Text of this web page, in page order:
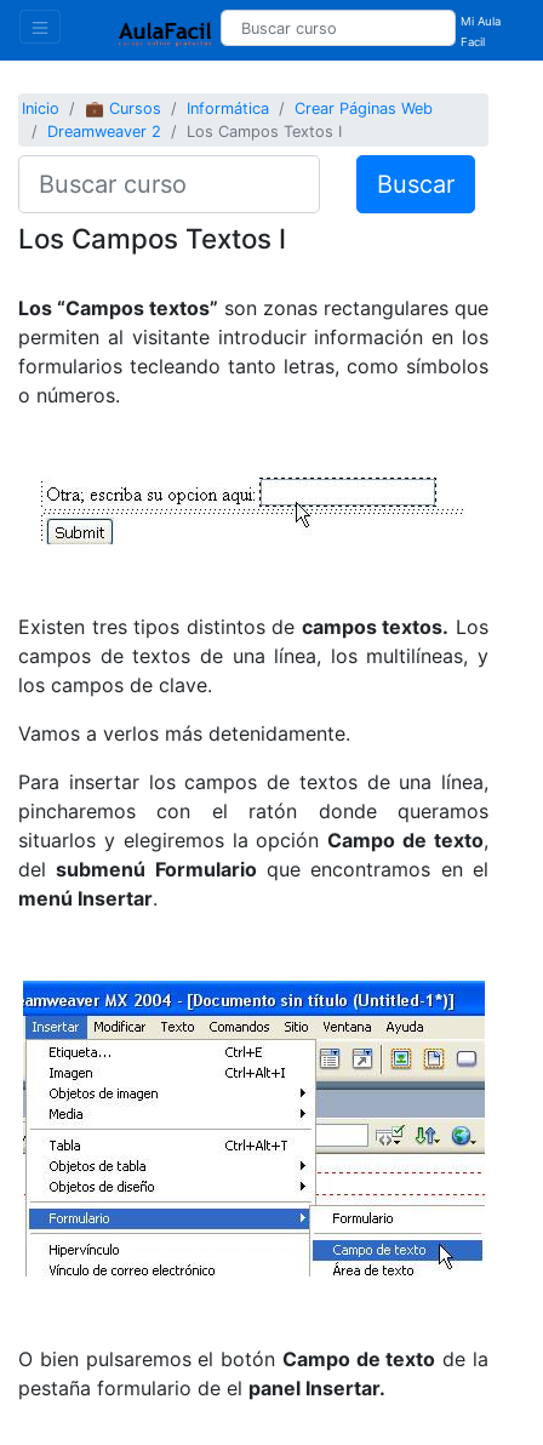
Mi Aula
Facil
Inicio 💼 Cursos Informática
Crear Páginas Web
Dreamweaver 2
Los Campos Textos I
Buscar
Los Campos Textos I
Los “Campos textos” son zonas rectangulares que
permiten al visitante introducir información en los
formularios tecleando tanto letras, como símbolos
o números.
Existen tres tipos distintos de campos textos. Los
campos de textos de una línea, los multilíneas, y
los campos de clave.
Vamos a verlos más detenidamente.
Para insertar los campos de textos de una línea,
pincharemos con el ratón donde queramos
situarlos y elegiremos la opciónCampo de texto,
delsubmenú Formularioque encontramos en el
menú Insertar.
O bien pulsaremos el botón Campo de texto de la
pestaña formulario de el panel Insertar.